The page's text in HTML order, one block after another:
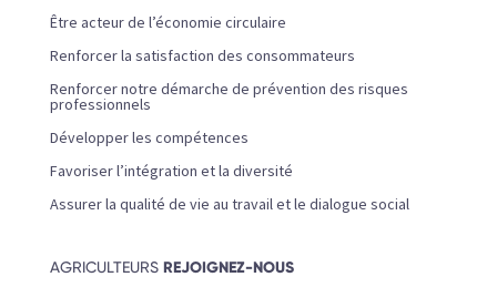
Être acteur de l’économie circulaire
Renforcer la satisfaction des consommateurs
Renforcer notre démarche de prévention des risques
professionnels
Développer les compétences
Favoriser l’intégration et la diversité
Assurer la qualité de vie au travail et le dialogue social
AGRICULTEURS REJOIGNEZ-NOUS